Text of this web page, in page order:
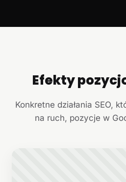
Efekty
Konkretne działania SEO,
na ruch, pozycje w